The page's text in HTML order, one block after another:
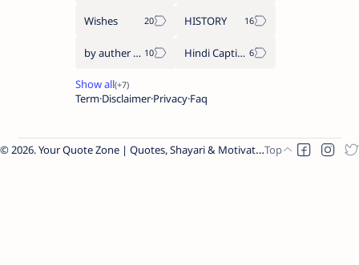
Wishes HISTORY
by auther hindi quote Hindi Caption
Term Disclaimer Privacy Faq
2026.Your Quote Zone | Quotes, Shayari & Motivation .